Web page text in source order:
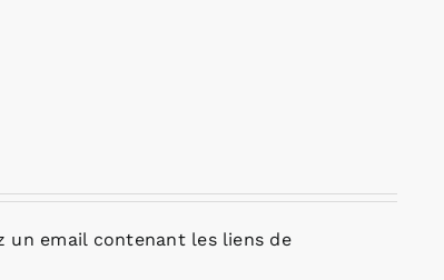
un email contenant les liens de